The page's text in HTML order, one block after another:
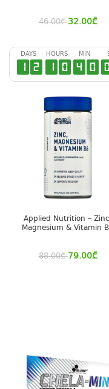
46.00₾ 32.00₾
DAYS
1 2
HOURS
1 0
MIN
4 0
Applied Nutrition –
Magnesium & Vitamin
88.00₾ 79.00₾